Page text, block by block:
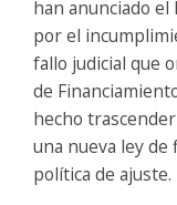
han anunciado el
por el
fallo judicial que
de
hecho
una nueva ley de
política de ajuste.